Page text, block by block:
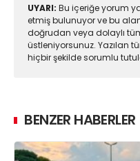
UYARI: Bu içeriğe yorum
etmiş bulunuyor ve bu
doğrudan veya dolaylı
üstleniyorsunuz. Yazılan
hiçbir şekilde sorumlu
BENZER HABERLER